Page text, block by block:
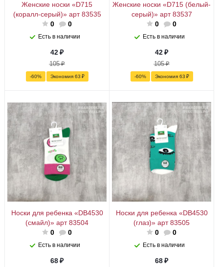
Женские носки «D715
(коралл-серый)» арт 83535
0
0
Есть в наличии
42₽
105₽
-60% Экономия 63 ₽
Женские носки «D715 (белый-
серый)» арт 83537
0
0
Есть в наличии
42₽
105₽
-60% Экономия 63 ₽
Носки для ребенка «DB4530
(смайл)» арт 83504
0
0
Есть в наличии
68₽
Носки для ребенка «DB4530
(глаз)» арт 83505
0
0
Есть в наличии
68₽